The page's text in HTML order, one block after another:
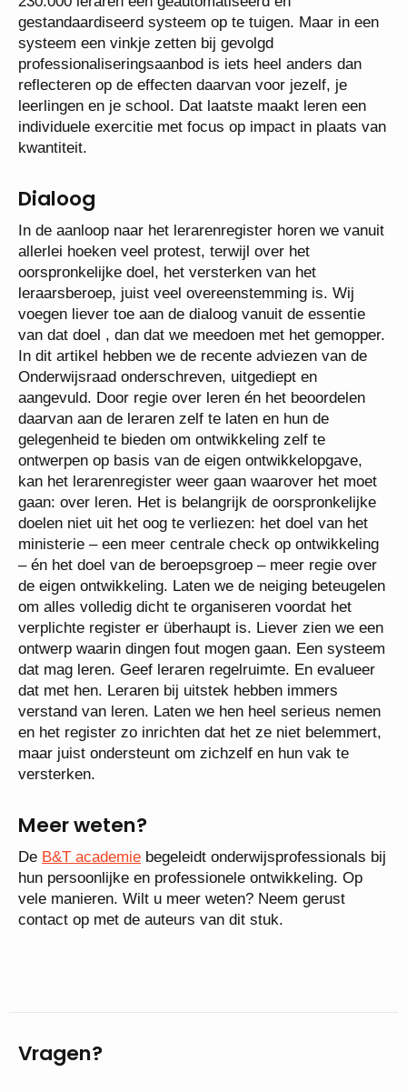
gestandaardiseerd systeem op te tuigen. Maar in een
systeem een vinkje zetten bij gevolgd
professionaliseringsaanbod is iets heel anders dan
reflecteren op de effecten daarvan voor jezelf, je
leerlingen en je school. Dat laatste maakt leren een
individuele exercitie met focus op impact in plaats van
kwantiteit.
Dialoog
In de aanloop naar het lerarenregister horen we vanuit
allerlei hoeken veel protest, terwijl over het
oorspronkelijke doel, het versterken van het
leraarsberoep, juist veel overeenstemming is. Wij
voegen liever toe aan de dialoog vanuit de essentie
van dat doel , dan dat we meedoen met het gemopper.
In dit artikel hebben we de recente adviezen van de
Onderwijsraad onderschreven, uitgediept en
aangevuld. Door regie over leren én het beoordelen
daarvan aan de leraren zelf te laten en hun de
gelegenheid te bieden om ontwikkeling zelf te
ontwerpen op basis van de eigen ontwikkelopgave,
kan het lerarenregister weer gaan waarover het moet
gaan: over leren. Het is belangrijk de oorspronkelijke
doelen niet uit het oog te verliezen: het doel van het
ministerie – een meer centrale check op ontwikkeling
– én het doel van de beroepsgroep – meer regie over
de eigen ontwikkeling. Laten we de neiging beteugelen
om alles volledig dicht te organiseren voordat het
verplichte register er überhaupt is. Liever zien we een
ontwerp waarin dingen fout mogen gaan. Een systeem
dat mag leren. Geef leraren regelruimte. En evalueer
dat met hen. Leraren bij uitstek hebben immers
verstand van leren. Laten we hen heel serieus nemen
en het register zo inrichten dat het ze niet belemmert,
maar juist ondersteunt om zichzelf en hun vak te
versterken.
Meer weten?
De B&T academie begeleidt onderwijsprofessionals bij
hun persoonlijke en professionele ontwikkeling. Op
vele manieren. Wilt u meer weten? Neem gerust
contact op met de auteurs van dit stuk.
Vragen?